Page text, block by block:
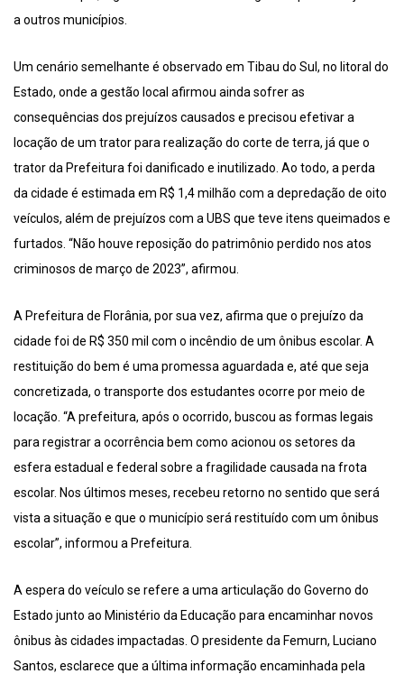
a outros municípios.
Um cenário semelhante é observado em Tibau do Sul, no litoral do
Estado, onde a gestão local afirmou ainda sofrer as
consequências dos prejuízos causados e precisou efetivar a
locação de um trator para realização do corte de terra, já que o
trator da Prefeitura foi danificado e inutilizado. Ao todo, a perda
da cidade é estimada em R$ 1,4 milhão com a depredação de oito
veículos, além de prejuízos com a UBS que teve itens queimados e
furtados. “Não houve reposição do patrimônio perdido nos atos
criminosos de março de 2023”, afirmou.
A Prefeitura de Florânia, por sua vez, afirma que o prejuízo da
cidade foi de R$ 350 mil com o incêndio de um ônibus escolar. A
restituição do bem é uma promessa aguardada e, até que seja
concretizada, o transporte dos estudantes ocorre por meio de
locação. “A prefeitura, após o ocorrido, buscou as formas legais
para registrar a ocorrência bem como acionou os setores da
esfera estadual e federal sobre a fragilidade causada na frota
escolar. Nos últimos meses, recebeu retorno no sentido que será
vista a situação e que o município será restituído com um ônibus
escolar”, informou a Prefeitura.
A espera do veículo se refere a uma articulação do Governo do
Estado junto ao Ministério da Educação para encaminhar novos
ônibus às cidades impactadas. O presidente da Femurn, Luciano
Santos, esclarece que a última informação encaminhada pela